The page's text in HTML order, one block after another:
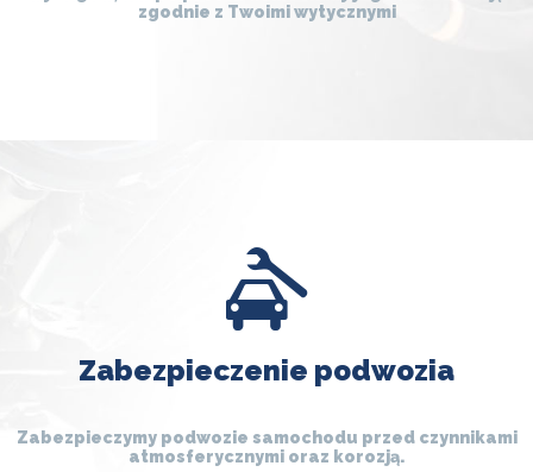
zgodnie z Twoimi wytycznymi
Zabezpieczenie podwozia
Zabezpieczymy podwozie samochodu przed czynnikami
atmosferycznymi oraz korozją.